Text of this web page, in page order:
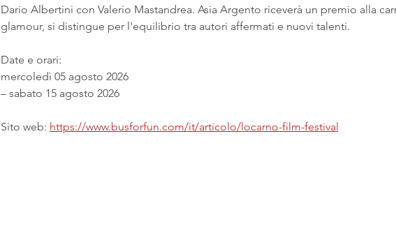
Dario Albertini con Valerio Mastandrea. Asia Argento riceverà un premio alla
glamour, si distingue per l'equilibrio tra autori affermati e nuovi talenti.
Date e orari:
mercoledì 05 agosto 2026
– sabato 15 agosto 2026
Sito web: https://www.busforfun.com/it/articolo/locarno-film-festival